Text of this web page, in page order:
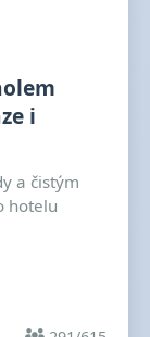
i
a čistým
hotelu